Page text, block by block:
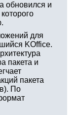
обновился и
для
KOffice.
пакета и
пакета
По